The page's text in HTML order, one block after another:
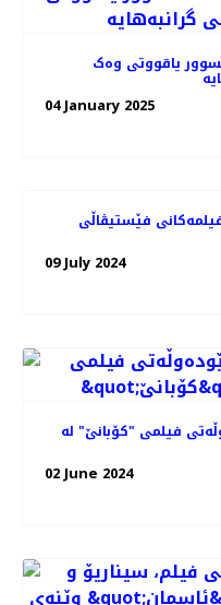
یاقووتی وه‌ک
04 January 2025
فێستیڤاڵی
09 July 2024
فیلمی "کۆبانێ" لە
02 June 2024